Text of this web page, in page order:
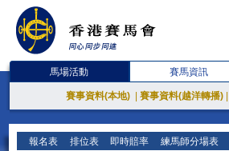
馬場活動 賽馬資訊
賽事資料(本地) 賽事資料(越洋轉播)
報名表 排位表 即時賠率 練馬師分場表